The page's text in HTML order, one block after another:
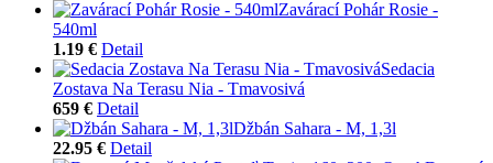
Zavárací Pohár Rosie -
540ml
1.19 € Detail
Sedacia
Zostava Na Terasu Nia - Tmavosivá
659 € Detail
Džbán Sahara - M, 1,3l
22.95 € Detail